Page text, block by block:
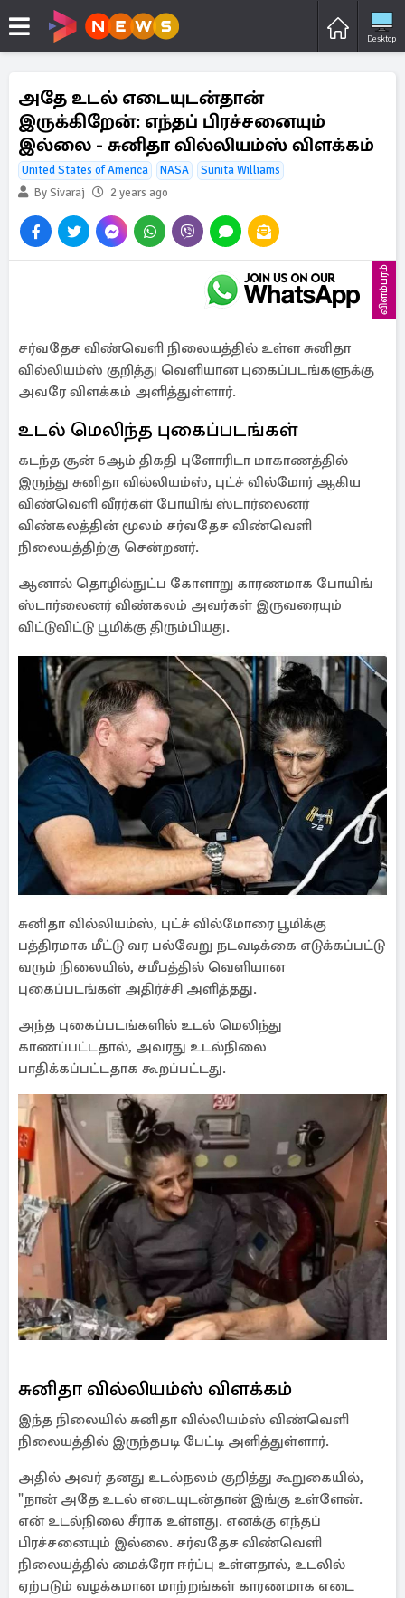
Desktop
அதே உடல் எடையுடன்தான்
இருக்கிறேன்: எந்தப் பிரச்சனையும்
இல்லை - சுனிதா வில்லியம்ஸ் விளக்கம்
United States of America NASA
Sunita Williams
By Sivaraj
2 years ago
விளம்பரம்
சர்வதேச விண்வெளி நிலையத்தில் உள்ள சுனிதா
வில்லியம்ஸ் குறித்து வெளியான புகைப்படங்களுக்கு
அவரே விளக்கம் அளித்துள்ளார்.
உடல் மெலிந்த புகைப்படங்கள்
கடந்த சூன் 6ஆம் திகதி புளோரிடா மாகாணத்தில்
இருந்து சுனிதா வில்லியம்ஸ், புட்ச் வில்மோர் ஆகிய
விண்வெளி வீரர்கள் போயிங் ஸ்டார்லைனர்
விண்கலத்தின் மூலம் சர்வதேச விண்வெளி
நிலையத்திற்கு சென்றனர்.
ஆனால் தொழில்நுட்ப கோளாறு காரணமாக போயிங்
ஸ்டார்லைனர் விண்கலம் அவர்கள் இருவரையும்
விட்டுவிட்டு பூமிக்கு திரும்பியது.
சுனிதா வில்லியம்ஸ், புட்ச் வில்மோரை பூமிக்கு
பத்திரமாக மீட்டு வர பல்வேறு நடவடிக்கை எடுக்கப்பட்டு
வரும் நிலையில், சமீபத்தில் வெளியான
புகைப்படங்கள் அதிர்ச்சி அளித்தது.
அந்த புகைப்படங்களில் உடல் மெலிந்து
காணப்பட்டதால், அவரது உடல்நிலை
பாதிக்கப்பட்டதாக கூறப்பட்டது.
சுனிதா வில்லியம்ஸ் விளக்கம்
இந்த நிலையில் சுனிதா வில்லியம்ஸ் விண்வெளி
நிலையத்தில் இருந்தபடி பேட்டி அளித்துள்ளார்.
அதில் அவர் தனது உடல்நலம் குறித்து கூறுகையில்,
"நான் அதே உடல் எடையுடன்தான் இங்கு உள்ளேன்.
என் உடல்நிலை சீராக உள்ளது. எனக்கு எந்தப்
பிரச்சனையும் இல்லை. சர்வதேச விண்வெளி
நிலையத்தில் மைக்ரோ ஈர்ப்பு உள்ளதால், உடலில்
ஏற்படும் வழக்கமான மாற்றங்கள் காரணமாக எடை